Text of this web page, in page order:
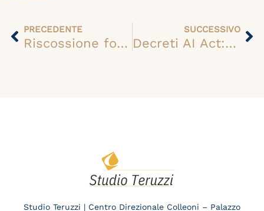
Precedente
PRECEDENTE
Riscossione forzata, 120mila conti correnti a rischio blocco: avvisi già partiti
SUCCESSIVO
Decreti AI Act: i nuovi obblighi su formazione, lavoro e autorità
Studio Teruzzi | Centro Direzionale Colleoni – Palazzo